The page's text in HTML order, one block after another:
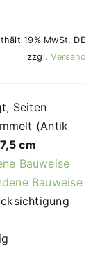
19% MwSt. DE
zzgl.Versand
Seiten
(Antik
cm
Bauweise
Bauweise